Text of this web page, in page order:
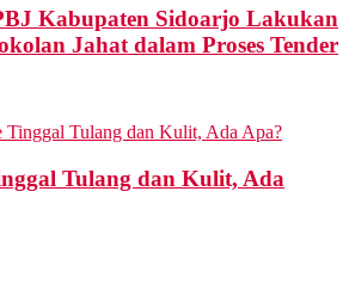
Kabupaten Sidoarjo Lakukan
Jahat dalam Proses Tender
Tulang dan Kulit, Ada